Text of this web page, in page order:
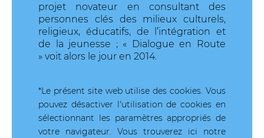
projet novateur en consultant des
personnes clés des milieux culturels,
religieux, éducatifs, de l’intégration et
de la jeunesse ; « Dialogue en Route
» voit alors le jour en 2014.
*Le présent site web utilise des cookies. Vous
pouvez désactiver l'utilisation de cookies en
sélectionnant les paramètres appropriés de
votre navigateur. Vous trouverez ici notre